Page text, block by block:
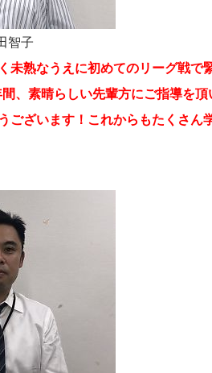
智子
未熟なうえに初めてのリーグ戦で
、素晴らしい先輩方にご指導を
ございます！これからもたくさん